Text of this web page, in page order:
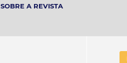
SOBRE A REVISTA